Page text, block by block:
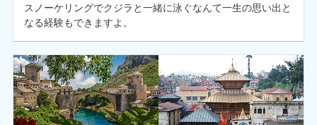
スノーケリングでクジラと一緒に泳ぐなんて一生の思い出と
なる経験もできますよ。